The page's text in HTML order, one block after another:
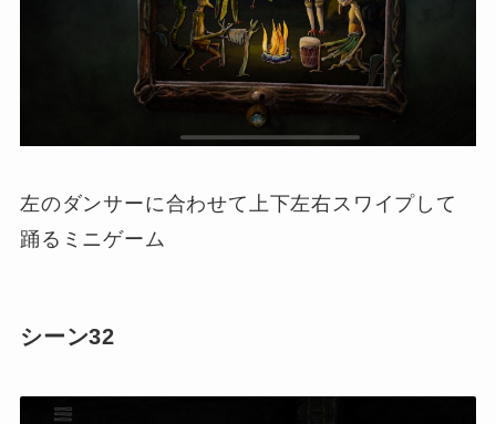
左のダンサーに合わせて上下左右スワイプして
踊るミニゲーム
シーン32